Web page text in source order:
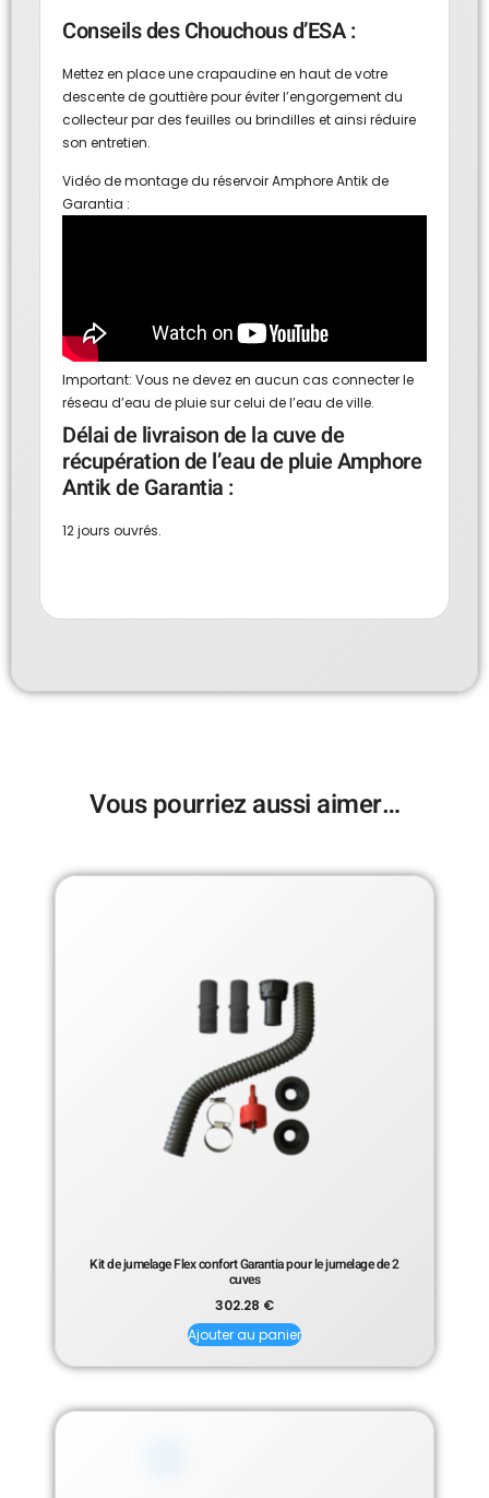
Conseils des Chouchous d’ESA :
Mettez en place unecrapaudine en haut de votre
descente de gouttière pour éviter l’engorgement du
collecteur par des feuilles ou brindilles et ainsi réduire
son entretien.
Vidéo de montage du réservoir Amphore Antik de
Garantia :
Important: Vous ne devez en aucun cas connecter le
réseau d’eau de pluie sur celui de l’eau de ville.
Délai de livraison de la cuve de
récupération de l’eau de pluie Amphore
Antik de Garantia :
12 jours ouvrés.
Vous pourriez aussi aimer…
Kit de jumelage Flex confort Garantia pour le jumelage de 2
cuves
302.28 €
Ajouter au panier